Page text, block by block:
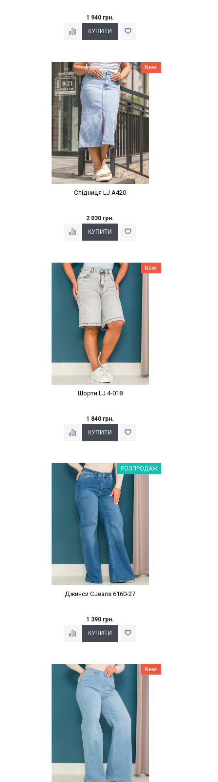
1 940 грн.
Наклейки Варіант з % New!
Спідниця LJ A420
2 030 грн.
Наклейки Варіант з % New!
Шорти LJ 4-018
1 840 грн.
Наклейки Варіант з %РОЗПРОДАЖ
Джинси CJeans 6160-27
1 390 грн.
Наклейки Варіант з % New!